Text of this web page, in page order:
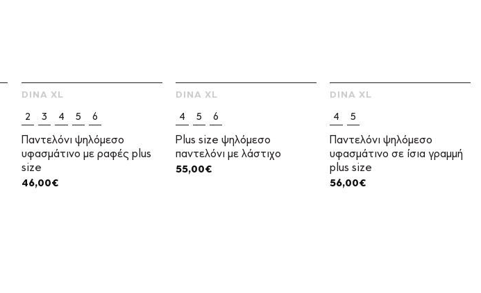
2 3 4 5
6
Παντελόνι ψηλόμεσο
υφασμάτινο με ραφές plus
size
DINA XL
46,00€
4 5
6
Plus size ψηλόμεσο
παντελόνι με λάστιχο
DINA XL
55,00€
4
5
Παντελόνι ψηλόμεσο
υφασμάτινο σε ίσια γραμμή
plus size
DINA XL
56,00€